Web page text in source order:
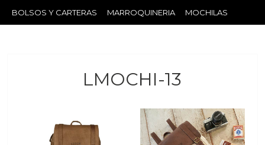
BOLSOS Y CARTERAS MARROQUINERIA MOCHILAS
LMOCHI-13